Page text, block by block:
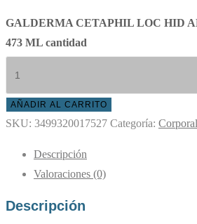
GALDERMA CETAPHIL LOC HID
473 ML cantidad
AÑADIR AL CARRITO
SKU: 3499320017527 Categoría: Corporal
Descripción
Valoraciones (0)
Descripción